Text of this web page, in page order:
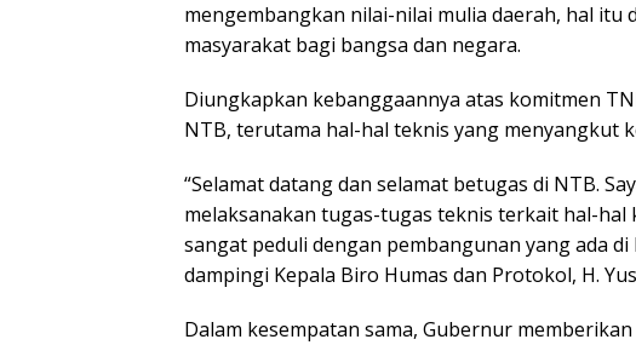
mengembangkan nilai-nilai mulia daerah, hal itu
masyarakat bagi bangsa dan negara.
Diungkapkan kebanggaannya atas komitmen
NTB, terutama hal-hal teknis yang menyangkut
“Selamat datang dan selamat betugas di NTB.
melaksanakan tugas-tugas teknis terkait hal-hal
sangat peduli dengan pembangunan yang ada
dampingi Kepala Biro Humas dan Protokol, H.
Dalam kesempatan sama, Gubernur